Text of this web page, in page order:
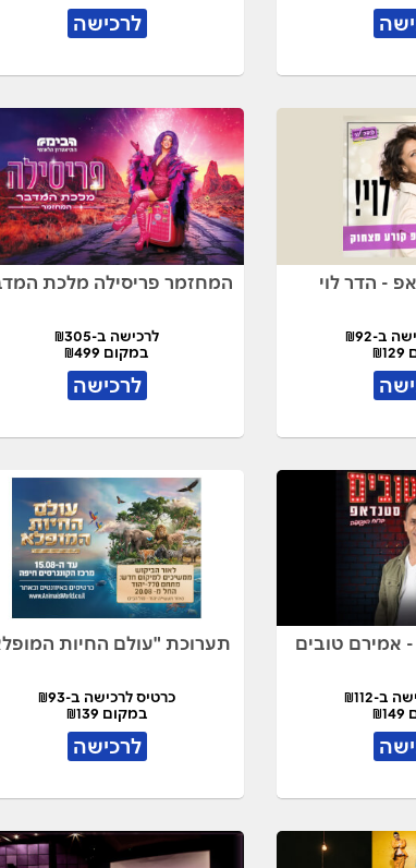
לרכישה
- הדר לוי
ב-₪92
המחזמר פריסילה מלכת
לרכישה ב-₪305
במקום ₪499
לרכישה
אמירם טובים
ב-₪112
תערוכת "עולם החיות
כרטיס לרכישה ב-₪93
במקום ₪139
לרכישה